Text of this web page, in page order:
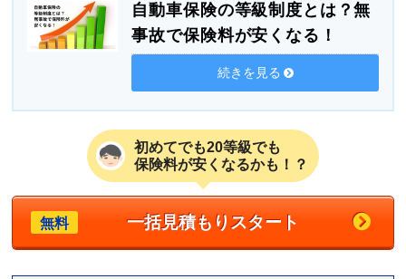
自動車保険の等級制度とは？無
事故で保険料が安くなる！
続きを見る
初めてでも20等級でも
保険料が安くなるかも！？
無料 一括見積もりスタート